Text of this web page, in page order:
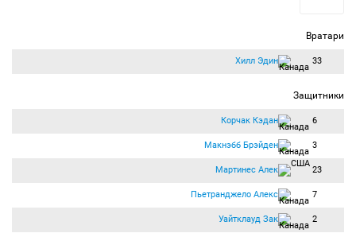
Вратари
Хилл Эдин 33
Защитники
Корчак Кэдан 6
Макнэбб Брэйден 3
Мартинес Алек 23
Пьетранджело Алекс 7
Уайтклауд Зак 2